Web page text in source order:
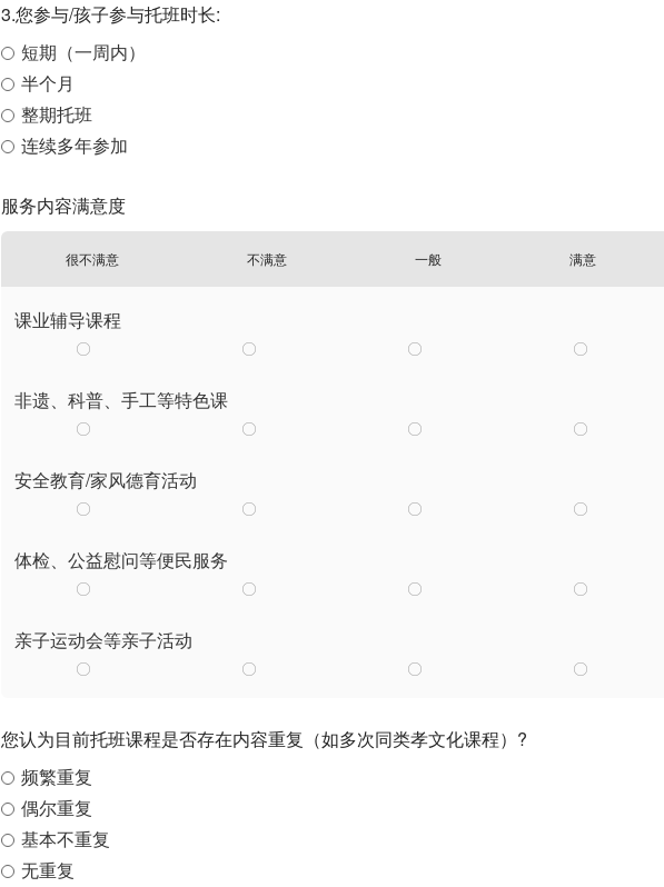
3.您参与/孩子参与托班时长:
短期（一周内）
半个月
整期托班
连续多年参加
服务内容满意度
很不满意 不满意 一般 满意
课业辅导课程
非遗、科普、手工等特色课
安全教育/家风德育活动
体检、公益慰问等便民服务
亲子运动会等亲子活动
您认为目前托班课程是否存在内容重复（如多次同类孝文化课程）?
频繁重复
偶尔重复
基本不重复
无重复